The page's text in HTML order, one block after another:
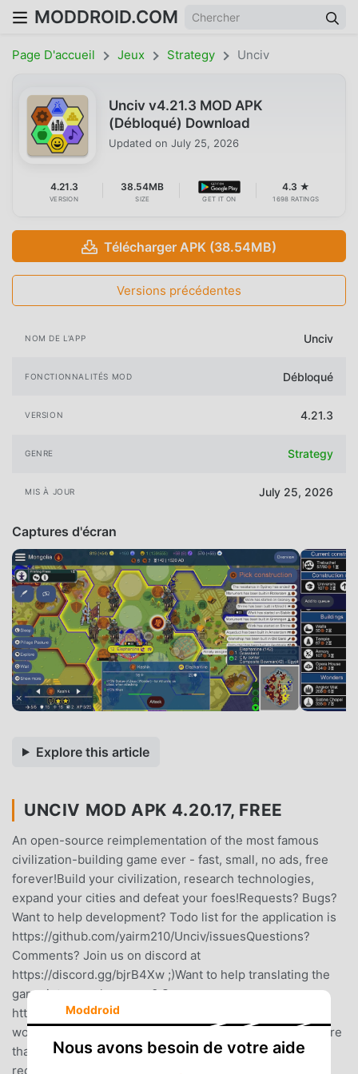
MODDROID.COM
Page D'accueil Jeux Strategy Unciv
Unciv v4.21.3 MOD APK
(Débloqué) Download
Updated on July 25, 2026
4.21.3
VERSION
38.54MB
SIZE GET IT ON
4.3 ★
1698 RATINGS
Télécharger APK (38.54MB)
Versions précédentes
NOM DE L'APP Unciv
FONCTIONNALITÉS MOD Débloqué
VERSION 4.21.3
GENRE Strategy
MIS À JOUR July 25, 2026
Captures d'écran
Explore this article
UNCIV MOD APK 4.20.17, FREE
An open-source reimplementation of the most famous
civilization-building game ever - fast, small, no ads, free
forever!Build your civilization, research technologies,
expand your cities and defeat your foes!Requests? Bugs?
Want to help development? Todo list for the application is
https://github.com/yairm210/Unciv/issuesQuestions?
Comments? Join us on discord at
https://discord.gg/bjrB4Xw ;)Want to help translating the
game into your language? See
https://yairm210.github.io/Unciv/Other/Translating/The
world awaits! Will you build your civilization into an empire
that will stand the test of time?* Internet permissions
required for Multiplayer
Moddroid
Nous avons besoin de votre aide